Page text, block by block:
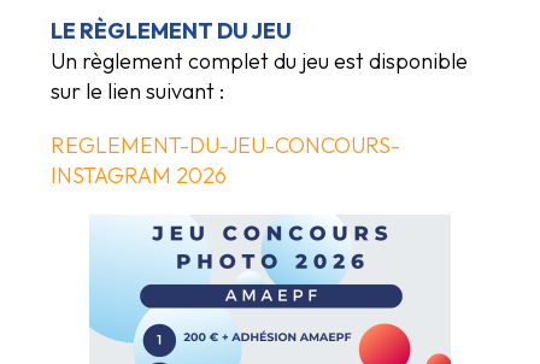
LE RÈGLEMENT DU JEU
Un règlement complet du jeu est disponible
sur le lien suivant :
REGLEMENT-DU-JEU-CONCOURS-
INSTAGRAM 2026